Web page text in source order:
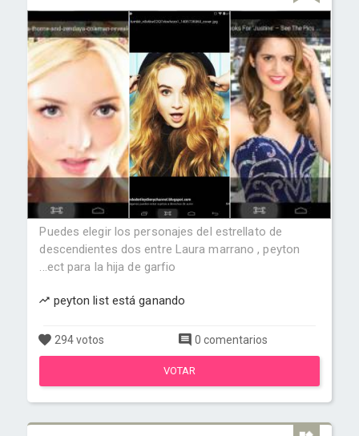
Puedes elegir los personajes del estrellato de
descendientes dos entre Laura marrano , peyton
...ect para la hija de garfio
peyton list está ganando
294 votos 0 comentarios
VOTAR